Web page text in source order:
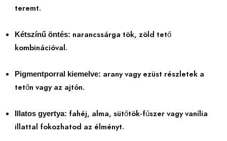
teremt.
Kétszínű öntés: narancssárga tök, zöld tető
kombinációval.
Pigmentporral kiemelve: arany vagy ezüst részletek a
tetőn vagy az ajtón.
Illatos gyertya: fahéj, alma, sütőtök-fűszer vagy vanília
illattal fokozhatod az élményt.